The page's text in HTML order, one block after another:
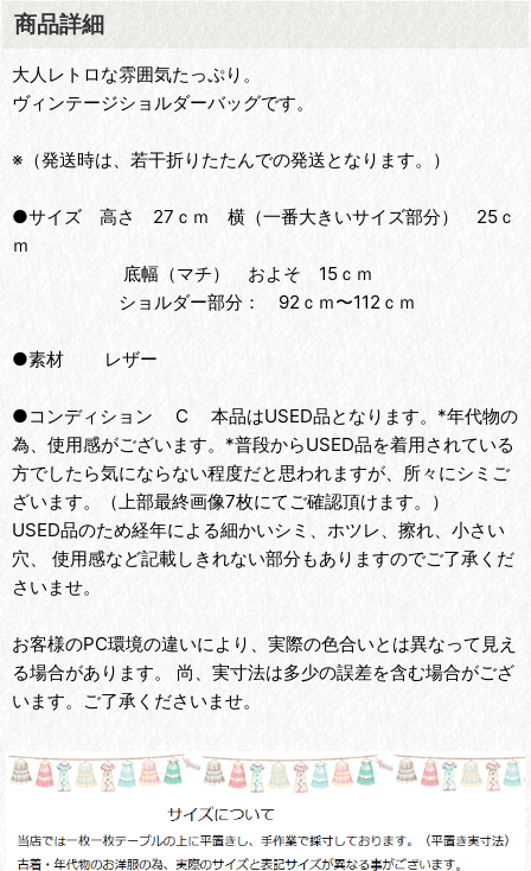
商品詳細
大人レトロな雰囲気たっぷり。
ヴィンテージショルダーバッグです。
※（発送時は、若干折りたたんでの発送となります。）
●サイズ 高さ 27ｃｍ 横（一番大きいサイズ部分） 25ｃ
ｍ
底幅（マチ） およそ 15ｃｍ
ショルダー部分： 92ｃｍ〜112ｃｍ
●素材 レザー
●コンディション C 本品はUSED品となります。*年代物の
為、使用感がございます。*普段からUSED品を着用されている
方でしたら気にならない程度だと思われますが、所々にシミご
ざいます。（上部最終画像7枚にてご確認頂けます。）
USED品のため経年による細かいシミ、ホツレ、擦れ、小さい
穴、 使用感など記載しきれない部分もありますのでご了承くだ
さいませ。
お客様のPC環境の違いにより、実際の色合いとは異なって見え
る場合があります。 尚、実寸法は多少の誤差を含む場合がござ
います。ご了承くださいませ。